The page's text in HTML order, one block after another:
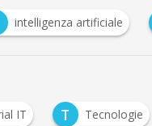
intelligenza artificiale
IT T Tecnologie